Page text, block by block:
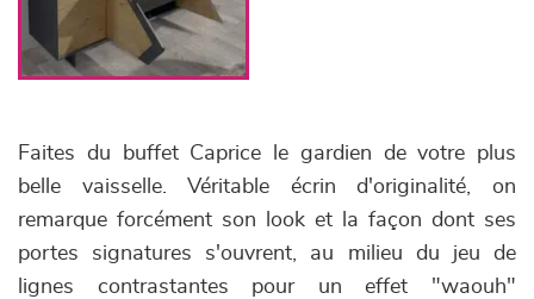
Faites du buffet Caprice le gardien de votre plus
belle vaisselle. Véritable écrin d'originalité, on
remarque forcément son look et la façon dont ses
portes signatures s'ouvrent, au milieu du jeu de
lignes contrastantes pour un effet "waouh"